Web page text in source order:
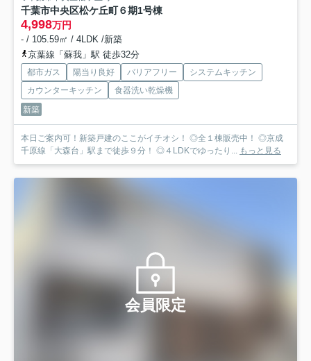
千葉市中央区松ケ丘町６期1号棟
4,998万円
- / 105.59㎡ / 4LDK /新築
京葉線「蘇我」駅 徒歩32分
都市ガス 陽当り良好 バリアフリー
システムキッチン
カウンターキッチン
食器洗い乾燥機
新築
本日ご案内可！新築戸建のここがイチオシ！ ◎全１棟販売中！ ◎京成
千原線「大森台」駅まで徒歩９分！ ◎４LDKでゆったり... もっと見る
会員限定